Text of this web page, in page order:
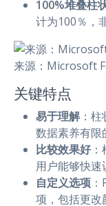
100%堆叠柱
计为100％，
来源：Microsoft
关键特点
易于理解：柱
数据素养有限
比较效果好：
用户能够快速
自定义选项
项，包括更改